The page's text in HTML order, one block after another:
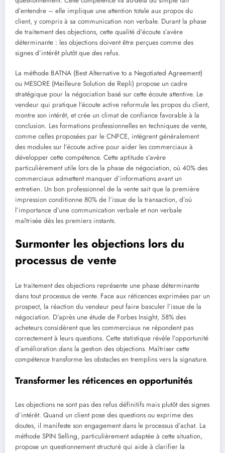
d’entendre – elle implique une attention totale aux propos du
client, y compris à sa communication non verbale. Durant la phase
de traitement des objections, cette qualité d’écoute s’avère
déterminante : les objections doivent être perçues comme des
signes d’intérêt plutôt que des refus.
La méthode BATNA (Best Alternative to a Negotiated Agreement)
ou MESORE (Meilleure Solution de Repli) propose un cadre
stratégique pour la négociation basé sur cette écoute attentive. Le
vendeur qui pratique l’écoute active reformule les propos du client,
montre son intérêt, et crée un climat de confiance favorable à la
conclusion. Les formations professionnelles en techniques de vente,
comme celles proposées par le CNFCE, intègrent généralement
des modules sur l’écoute active pour aider les commerciaux à
développer cette compétence. Cette aptitude s’avère
particulièrement utile lors de la phase de négociation, où 40% des
commerciaux admettent manquer d’informations avant un
entretien. Un bon professionnel de la vente sait que la première
impression conditionne 80% de l’issue de la transaction, d’où
l’importance d’une communication verbale et non verbale
maîtrisée dès les premiers instants.
Surmonter les objections lors du
processus de vente
Le traitement des objections représente une phase déterminante
dans tout processus de vente. Face aux réticences exprimées par un
prospect, la réaction du vendeur peut faire basculer l’issue de la
négociation. D’après une étude de Forbes Insight, 58% des
acheteurs considèrent que les commerciaux ne répondent pas
correctement à leurs questions. Cette statistique révèle l’opportunité
d’amélioration dans la gestion des objections. Maîtriser cette
compétence transforme les obstacles en tremplins vers la signature.
Transformer les réticences en opportunités
Les objections ne sont pas des refus définitifs mais plutôt des signes
d’intérêt. Quand un client pose des questions ou exprime des
doutes, il manifeste son engagement dans le processus d’achat. La
méthode SPIN Selling, particulièrement adaptée à cette situation,
propose un questionnement structuré qui aide à clarifier la